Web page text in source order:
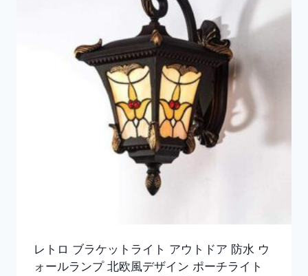
レトロ ブラケットライト アウトドア 防水 ウ
ォールランプ 北欧風デザイン ポーチライト